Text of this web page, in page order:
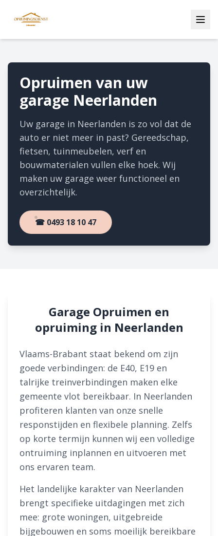
Opruimen van uw
garage Neerlanden
Uw garage in Neerlanden is zo vol dat de
auto er niet meer in past? Gereedschap,
fietsen, tuinmeubelen, verf en
bouwmaterialen vullen elke hoek. Wij
maken uw garage weer functioneel en
overzichtelijk.
☎ 0493 18 10 47
Garage Opruimen en
opruiming in Neerlanden
Vlaams-Brabant staat bekend om zijn
goede verbindingen: de E40, E19 en
talrijke treinverbindingen maken elke
gemeente vlot bereikbaar. In Neerlanden
profiteren klanten van onze snelle
responstijden en flexibele planning. Zelfs
op korte termijn kunnen wij een volledige
ontruiming inplannen en uitvoeren met
ons ervaren team.
Het landelijke karakter van Neerlanden
brengt specifieke uitdagingen met zich
mee: grote woningen, uitgebreide
bijgebouwen en soms moeilijk bereikbare